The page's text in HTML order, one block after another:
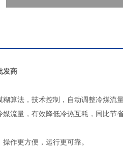
发商
糊算法，技术控制，自动调整冷
量，有效降低冷热互耗，同比节省
作更方便，运行更可靠。